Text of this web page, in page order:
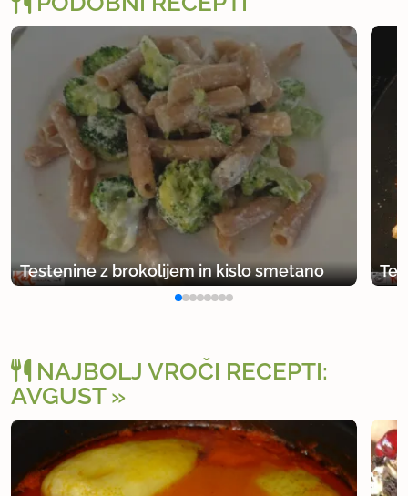
Testenine z brokolijem in kislo smetano
NAJBOLJ VROČI RECEPTI:
AVGUST